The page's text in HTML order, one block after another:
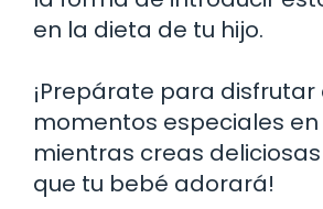
en la dieta de tu hijo.
¡Prepárate para disfrutar
momentos especiales
mientras creas
que tu bebé adorará!